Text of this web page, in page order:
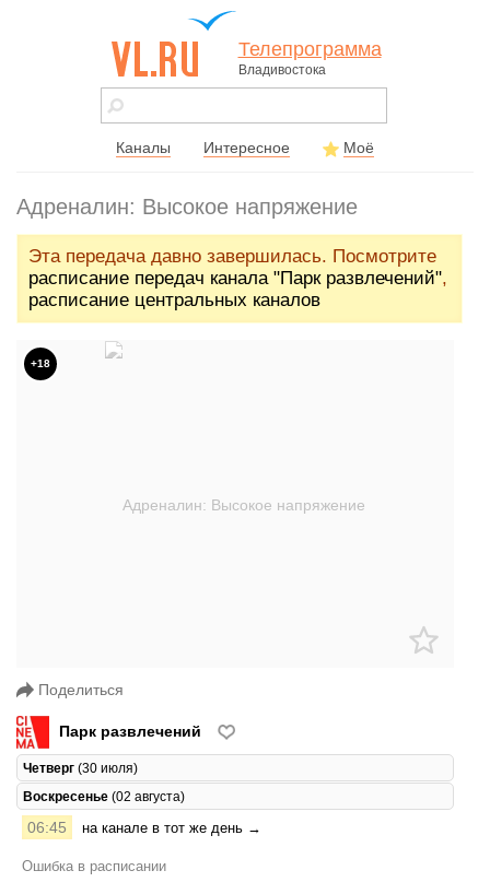
vl.ru - сайт
города
Телепрограмма
Владивостока
Каналы Интересное Моё
Адреналин: Высокое напряжение
Эта передача давно завершилась. Посмотрите
расписание передач канала "Парк развлечений",
расписание центральных каналов
+18
Поделиться
Парк развлечений
Четверг (30 июля)
Воскресенье (02 августа)
06:45 на канале в тот же день →
Ошибка в расписании